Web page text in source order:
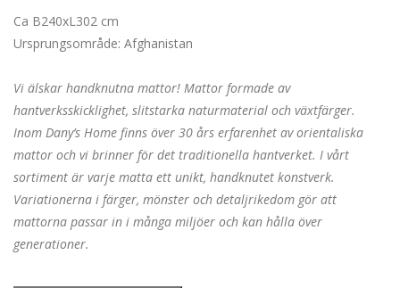
Ca B240xL302 cm
Ursprungsområde: Afghanistan
Vi älskar handknutna mattor! Mattor formade av
hantverksskicklighet, slitstarka naturmaterial och växtfärger.
Inom Dany’s Home finns över 30 års erfarenhet av orientaliska
mattor och vi brinner för det traditionella hantverket. I vårt
sortiment är varje matta ett unikt, handknutet konstverk.
Variationerna i färger, mönster och detaljrikedom gör att
mattorna passar in i många miljöer och kan hålla över
generationer.